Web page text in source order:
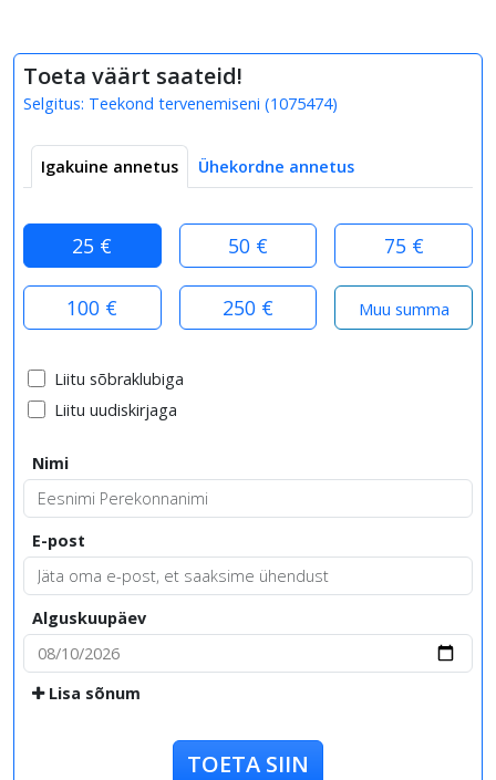
Toeta väärt saateid!
Selgitus: Teekond tervenemiseni (1075474)
Igakuine annetus Ühekordne annetus
25 € 50 € 75 €
100 € 250 €
Liitu sõbraklubiga
Liitu uudiskirjaga
Nimi
E-post
Alguskuupäev
Lisa sõnum
TOETA SIIN